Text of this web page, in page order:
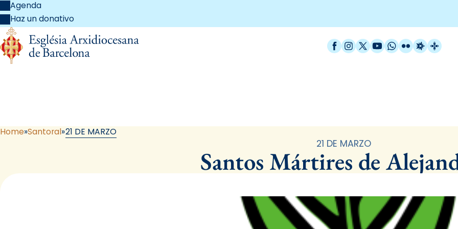
Agenda
Haz un donativo
Facebook
Instagram
X / Twitter
YouTube
WhatsApp
FlickrRadio
Home Santoral 21 DE MARZO
21 DE MARZO
Santos Mártires de